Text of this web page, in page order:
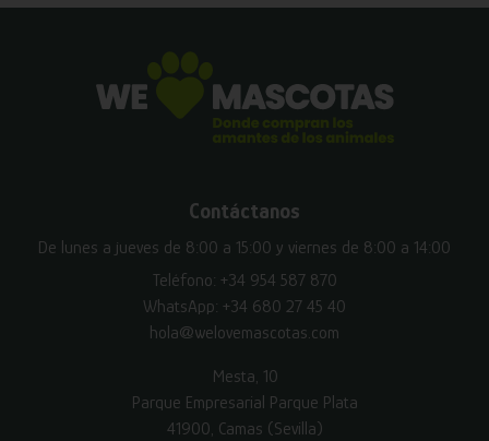
Contáctanos
De lunes a jueves de 8:00 a 15:00 y viernes de 8:00 a 14:00
Teléfono: +34 954 587 870
WhatsApp: +34 680 27 45 40
hola@welovemascotas.com
Mesta, 10
Parque Empresarial Parque Plata
41900, Camas (Sevilla)